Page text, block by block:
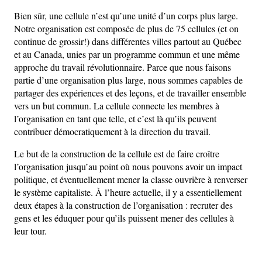
Bien sûr, une cellule n’est qu’une unité d’un corps plus large.
Notre organisation est composée de plus de 75 cellules (et on
continue de grossir!) dans différentes villes partout au Québec
et au Canada, unies par un programme commun et une même
approche du travail révolutionnaire. Parce que nous faisons
partie d’une organisation plus large, nous sommes capables de
partager des expériences et des leçons, et de travailler ensemble
vers un but commun. La cellule connecte les membres à
l’organisation en tant que telle, et c’est là qu’ils peuvent
contribuer démocratiquement à la direction du travail.
Le but de la construction de la cellule est de faire croître
l’organisation jusqu’au point où nous pouvons avoir un impact
politique, et éventuellement mener la classe ouvrière à renverser
le système capitaliste. À l’heure actuelle, il y a essentiellement
deux étapes à la construction de l’organisation : recruter des
gens et les éduquer pour qu’ils puissent mener des cellules à
leur tour.